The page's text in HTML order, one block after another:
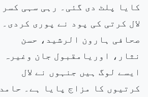
کایا پلٹ دی گئی۔ رہی سہی کسر
لال کرتی کی پود نے پوری کردی۔
صحافی ہارون الرشید، حسن
نثار، اوریامقبول جان وغیرہ
ایسے لوگ ہیں جنہوں نے لال
کرتیوں کا مزاج پایا ہے۔ حامد